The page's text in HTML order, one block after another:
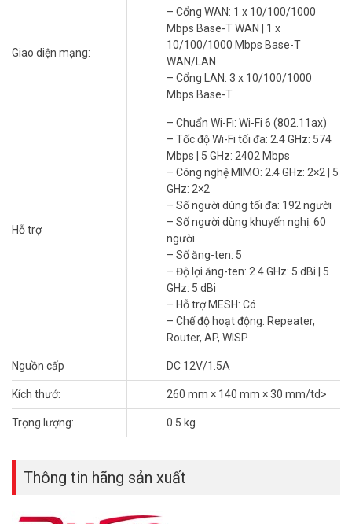
Router Ruijie RG-EW3000GX đạt tốc độ 2402Mbps trên băng tần
5GHz và 574Mbps trên 2.4GHz. Công nghệ MIMO 2×2 đảm bảo kết
nối mượt mà cho nhiều thiết bị. Phù hợp cho streaming, chơi game
và họp trực tuyến.
Công nghệ Mesh mở rộng sóng
Hỗ trợ Reyee Mesh, router kết nối nhiều thiết bị Ruijie để phủ sóng
toàn diện. Loại bỏ vùng sóng yếu, lý tưởng cho văn phòng lớn hoặc
nhà nhiều tầng. Tìm hiểu thêm về Reyee Mesh.
5 ăng-ten mạnh mẽ
Với 5 ăng-ten độ lợi 5 dBi, thiết bị mạng Ruijie cho văn phòng đảm
bảo tín hiệu ổn định. Phủ sóng lên đến 2500 sq.ft, đáp ứng không
gian rộng. Tăng cường trải nghiệm kết nối liên tục.
Lợi ích khi sử dụng Router Ruijie RG-
EW3000GX
Kết nối ổn định, quản lý dễ dàng
Giao diện mạng:
– Cổng WAN: 1 x 10/100/1000
Mbps Base-T WAN | 1 x
10/100/1000 Mbps Base-T
WAN/LAN
– Cổng LAN: 3 x 10/100/1000
Mbps Base-T
Hỗ trợ
– Chuẩn Wi-Fi: Wi-Fi 6 (802.11ax)
– Tốc độ Wi-Fi tối đa: 2.4 GHz: 574
Mbps | 5 GHz: 2402 Mbps
– Công nghệ MIMO: 2.4 GHz: 2×2 | 5
GHz: 2×2
– Số người dùng tối đa: 192 người
– Số người dùng khuyến nghị: 60
người
– Số ăng-ten: 5
– Độ lợi ăng-ten: 2.4 GHz: 5 dBi | 5
GHz: 5 dBi
– Hỗ trợ MESH: Có
– Chế độ hoạt động: Repeater,
Router, AP, WISP
Nguồn cấp DC 12V/1.5A
Kích thướ: 260 mm × 140 mm × 30 mm/td>
Trọng lượng: 0.5 kg
Thông tin hãng sản xuất